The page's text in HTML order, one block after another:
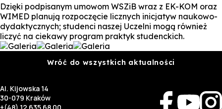
Dzięki podpisanym umowom WSZiB wraz z EK-KOM oraz
WIMED planują rozpoczęcie licznych inicjatyw naukowo-
dydaktycznych; studenci naszej Uczelni mogą również
liczyć na ciekawy program praktyk studenckich.
Wróć do wszystkich aktualności
Al. Kijowska 14
30-079 Kraków